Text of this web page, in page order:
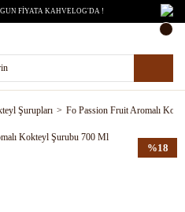
FİYATA KAHVELOG'DA !
Şurupları Fo Passion Fruit Aromalı
%18